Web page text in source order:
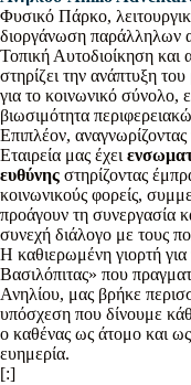
Φυσικό Πάρκο,
διοργάνωση παράλληλων
Τοπική Αυτοδιοίκηση
στηρίζει την ανάπτυξη
για τo κοινωνικό σύνολο,
βιωσιμότητα
Επιπλέον,
Εταιρεία μας έχει
ευθύνης στηρίζοντας
κοινωνικούς φορείς,
προάγουν τη συνεργασία
συνεχή διάλογο με τους
Η καθιερωμένη γιορτή
Βασιλόπιτας» που
Ανηλίου, μας βρήκε
υπόσχεση που δίνουμε
ο καθένας ως άτομο και
ευημερία.
[:]